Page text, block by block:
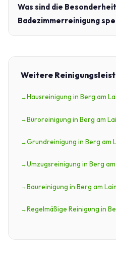
Was sind die
Badezimmerreinigung
Weitere
Hausreinigung in Berg am
Büroreinigung in Berg am
Grundreinigung in Berg am
Umzugsreinigung in Berg
Baureinigung in Berg am
Regelmäßige Reinigung in